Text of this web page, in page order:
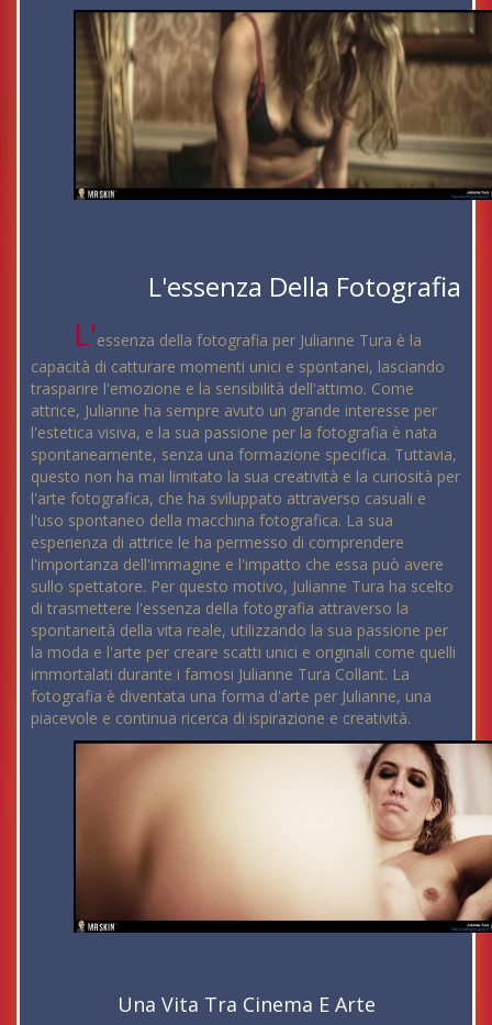
L'essenza Della Fotografia
L'essenza della fotografia per Julianne Tura è la
capacità di catturare momenti unici e spontanei, lasciando
trasparire l'emozione e la sensibilità dell'attimo. Come
attrice, Julianne ha sempre avuto un grande interesse per
l'estetica visiva, e la sua passione per la fotografia è nata
spontaneamente, senza una formazione specifica. Tuttavia,
questo non ha mai limitato la sua creatività e la curiosità per
l'arte fotografica, che ha sviluppato attraverso casuali e
l'uso spontaneo della macchina fotografica. La sua
esperienza di attrice le ha permesso di comprendere
l'importanza dell'immagine e l'impatto che essa può avere
sullo spettatore. Per questo motivo, Julianne Tura ha scelto
di trasmettere l'essenza della fotografia attraverso la
spontaneità della vita reale, utilizzando la sua passione per
la moda e l'arte per creare scatti unici e originali come quelli
immortalati durante i famosi Julianne Tura Collant. La
fotografia è diventata una forma d'arte per Julianne, una
piacevole e continua ricerca di ispirazione e creatività.
Una Vita Tra Cinema E Arte